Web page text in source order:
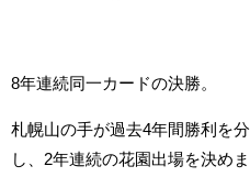
8年連続同一カードの決勝。
札幌山の手が過去4年間勝利を
し、2年連続の花園出場を決めま